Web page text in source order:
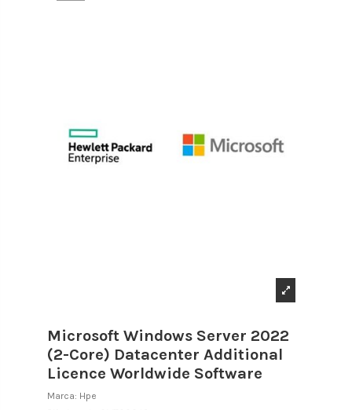
Microsoft Windows Server 2022
(2-Core) Datacenter Additional
Licence Worldwide Software
Marca: Hpe